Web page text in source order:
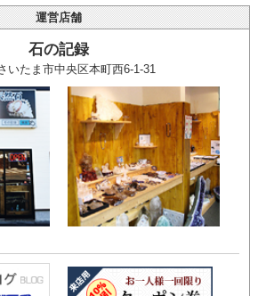
運営店舗
石の記録
いたま市中央区本町西6-1-31